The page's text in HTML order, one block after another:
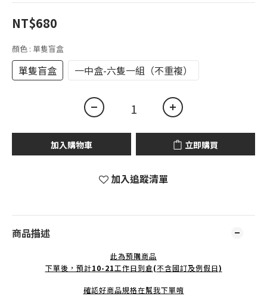
NT$680
顏色 : 單隻盲盒
單隻盲盒 一中盒-六隻一組（不重複）
加入購物車 立即購買
加入追蹤清單
商品描述
此為預購商品
下單後，預計10-21工作日到倉(不含國訂及例假日)
確認好商品規格在幫我下單唷